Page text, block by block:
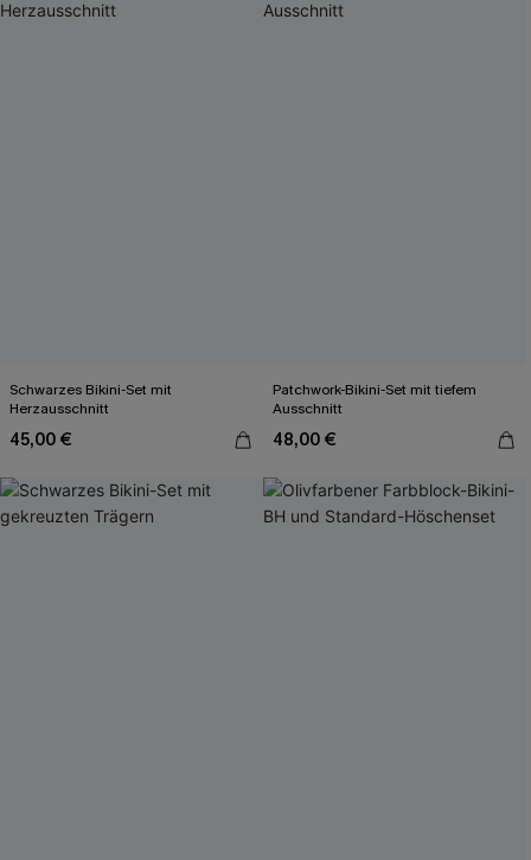
Schwarzes Bikini-Set mit
Herzausschnitt
45,00 €
Patchwork-Bikini-Set mit tiefem
Ausschnitt
48,00 €